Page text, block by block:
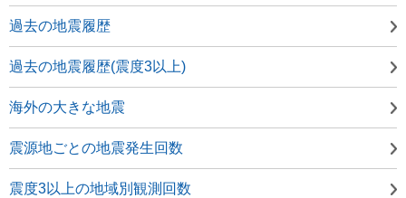
過去の地震履歴
過去の地震履歴(震度3以上)
海外の大きな地震
震源地ごとの地震発生回数
震度3以上の地域別観測回数